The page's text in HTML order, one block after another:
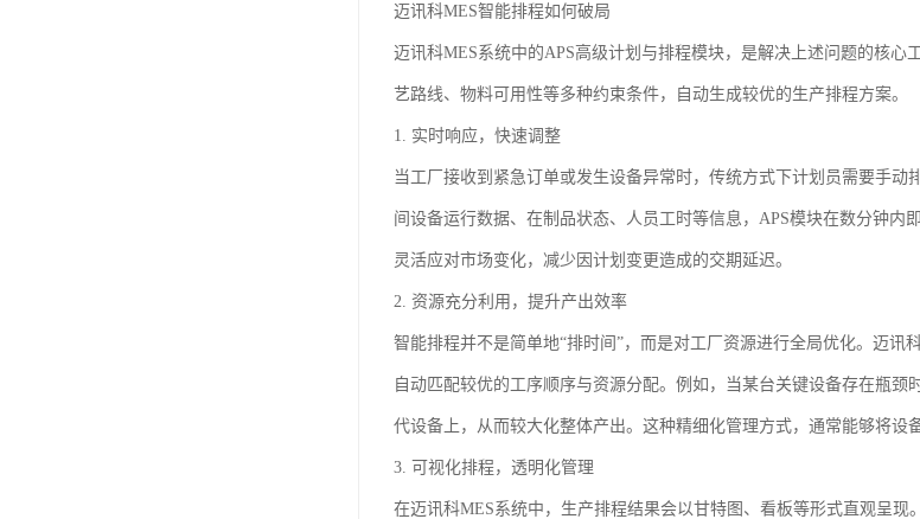
迈讯科MES智能排程如何破局
迈讯科MES系统中的APS高级计划与排程模块，是解决上述问题的核
艺路线、物料可用性等多种约束条件，自动生成较优的生产排程方案。
1. 实时响应，快速调整
当工厂接收到紧急订单或发生设备异常时，传统方式下计划员需要手
间设备运行数据、在制品状态、人员工时等信息，APS模块在数分钟
灵活应对市场变化，减少因计划变更造成的交期延迟。
2. 资源充分利用，提升产出效率
智能排程并不是简单地“排时间”，而是对工厂资源进行全局优化。迈
自动匹配较优的工序顺序与资源分配。例如，当某台关键设备存在瓶
代设备上，从而较大化整体产出。这种精细化管理方式，通常能够将设
3. 可视化排程，透明化管理
在迈讯科MES系统中，生产排程结果会以甘特图、看板等形式直观呈